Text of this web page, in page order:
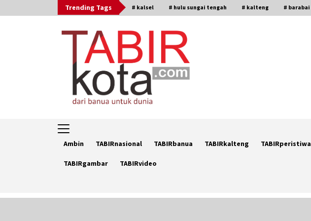
to
Trending Tags # kalsel # hulu sungai tengah # kalteng # barabai
Ambin TABIRnasional TABIRbanua TABIRkalteng TABIRperistiwa
TABIRgambar TABIRvideo